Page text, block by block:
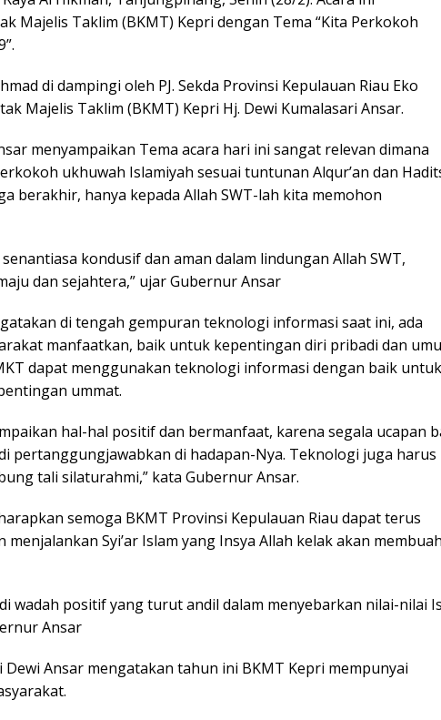
Majelis Taklim (BKMT) Kepri dengan Tema “Kita Perkokoh
di dampingi oleh PJ. Sekda Provinsi Kepulauan Riau Eko
Majelis Taklim (BKMT) Kepri Hj. Dewi Kumalasari Ansar.
menyampaikan Tema acara hari ini sangat relevan dimana
ukhuwah Islamiyah sesuai tuntunan Alqur’an dan
berakhir, hanya kepada Allah SWT-lah kita memohon
kondusif dan aman dalam lindungan Allah SWT,
dan sejahtera,” ujar Gubernur Ansar
di tengah gempuran teknologi informasi saat ini, ada
manfaatkan, baik untuk kepentingan diri pribadi dan
dapat menggunakan teknologi informasi dengan baik untuk
ummat.
hal-hal positif dan bermanfaat, karena segala ucapan
pertanggungjawabkan di hadapan-Nya. Teknologi juga harus
tali silaturahmi,” kata Gubernur Ansar.
semoga BKMT Provinsi Kepulauan Riau dapat terus
Syi’ar Islam yang Insya Allah kelak akan
wadah positif yang turut andil dalam menyebarkan nilai-nilai
Ansar
Dewi Ansar mengatakan tahun ini BKMT Kepri mempunyai